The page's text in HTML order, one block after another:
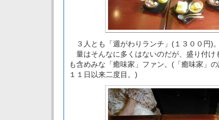
３人とも「週がわりランチ」(１３００円)
量はそんなに多くはないのだが、盛り付け
も含めみな「癒味家」ファン。(「癒味家」
１１日以来二度目。)